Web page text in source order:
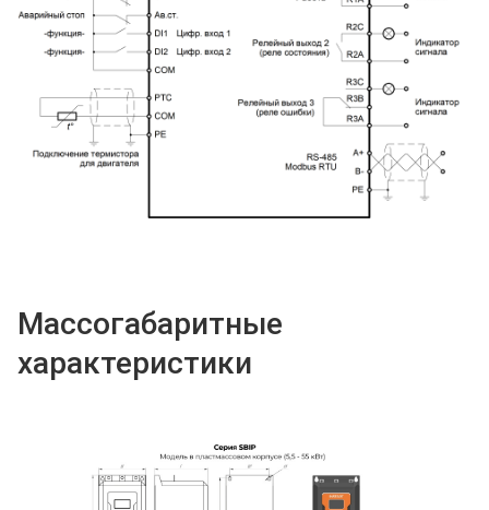
Массогабаритные
характеристики